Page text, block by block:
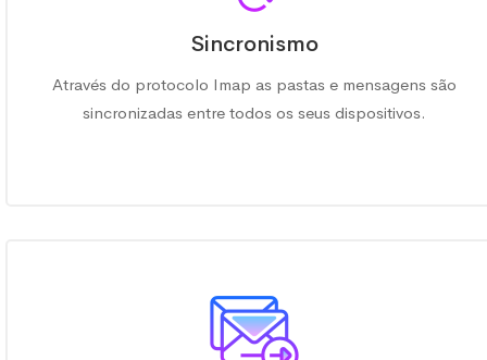
Sincronismo
Através do protocolo Imap as pastas e mensagens são
sincronizadas entre todos os seus dispositivos.